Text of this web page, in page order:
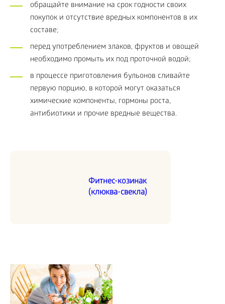
обращайте внимание на срок годности своих
покупок и отсутствие вредных компонентов в их
составе;
перед употреблением злаков, фруктов и овощей
необходимо промыть их под проточной водой;
в процессе приготовления бульонов сливайте
первую порцию, в которой могут оказаться
химические компоненты, гормоны роста,
антибиотики и прочие вредные вещества.
Фитнес-козинак
(клюква-свекла)